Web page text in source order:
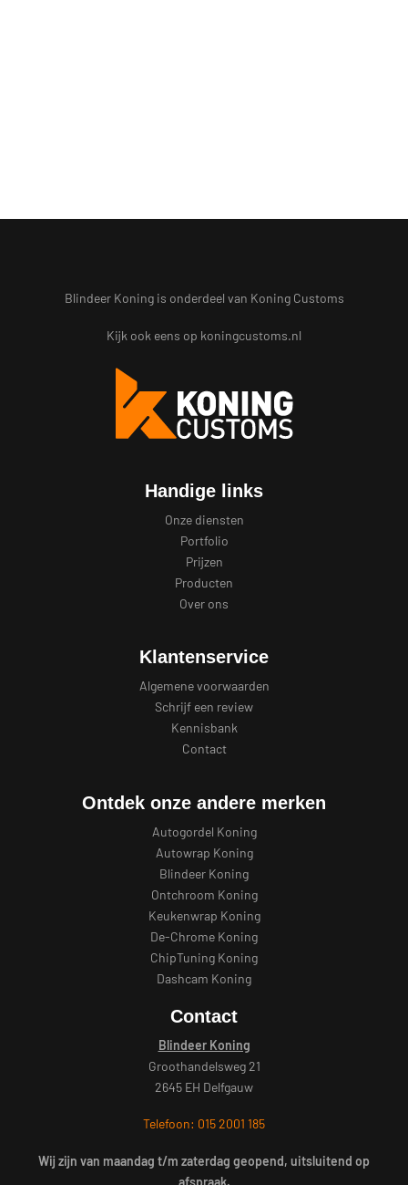
Blindeer Koning is onderdeel van Koning Customs
Kijk ook eens op koningcustoms.nl
Handige links
Onze diensten
Portfolio
Prijzen
Producten
Over ons
Klantenservice
Algemene voorwaarden
Schrijf een review
Kennisbank
Contact
Ontdek onze andere merken
Autogordel Koning
Autowrap Koning
Blindeer Koning
Ontchroom Koning
Keukenwrap Koning
De-Chrome Koning
ChipTuning Koning
Dashcam Koning
Contact
Blindeer Koning
Groothandelsweg 21
2645 EH Delfgauw
Telefoon: 015 2001 185
Wij zijn van maandag t/m zaterdag geopend, uitsluitend op
afspraak.